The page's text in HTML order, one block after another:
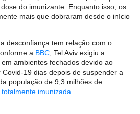
do imunizante. Enquanto isso, os
mais que dobraram desde o início
a desconfiança tem relação com o
a BBC , Tel Aviv exigiu a
ambientes fechados devido ao
19 dias depois de suspender a
população de 9,3 milhões de
totalmente imunizada